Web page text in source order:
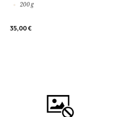
200 g
35,00 €